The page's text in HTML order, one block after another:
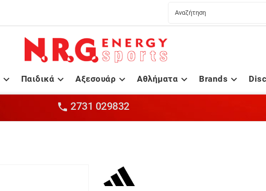
 
Παιδικά 
Αξεσουάρ 
Αθλήματα 
Brands
 2731 029832